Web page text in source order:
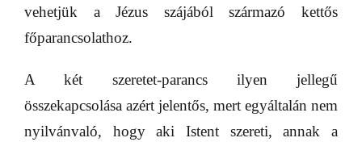
vehetjük a Jézus szájából származó kettős
főparancsolathoz.
A két szeretet-parancs ilyen jellegű
összekapcsolása azért jelentős, mert egyáltalán nem
nyilvánvaló, hogy aki Istent szereti, annak a